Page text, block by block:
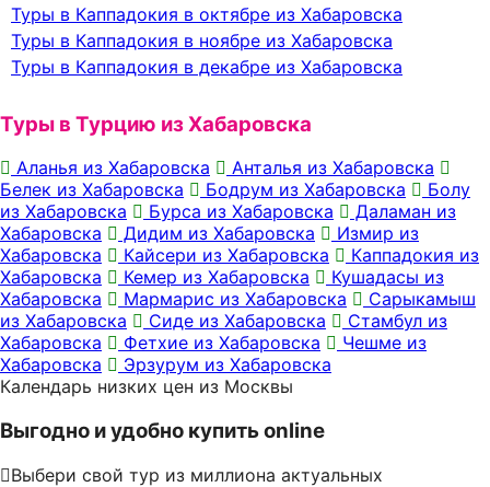
Туры в Каппадокия в октябре из Хабаровска
Туры в Каппадокия в ноябре из Хабаровска
Туры в Каппадокия в декабре из Хабаровска
Туры в Турцию из Хабаровска
Аланья из Хабаровска
Анталья из Хабаровска
Белек из Хабаровска
Бодрум из Хабаровска
Болу
из Хабаровска
Бурса из Хабаровска
Даламан из
Хабаровска
Дидим из Хабаровска
Измир из
Хабаровска
Кайсери из Хабаровска
Каппадокия из
Хабаровска
Кемер из Хабаровска
Кушадасы из
Хабаровска
Мармарис из Хабаровска
Сарыкамыш
из Хабаровска
Сиде из Хабаровска
Стамбул из
Хабаровска
Фетхие из Хабаровска
Чешме из
Хабаровска
Эрзурум из Хабаровска
Календарь низких цен из Москвы
Выгодно и удобно купить online
Выбери свой тур из миллиона актуальных